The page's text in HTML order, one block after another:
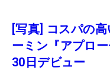
[写真] コスパの
ーミン『アプロ
30日デビュー